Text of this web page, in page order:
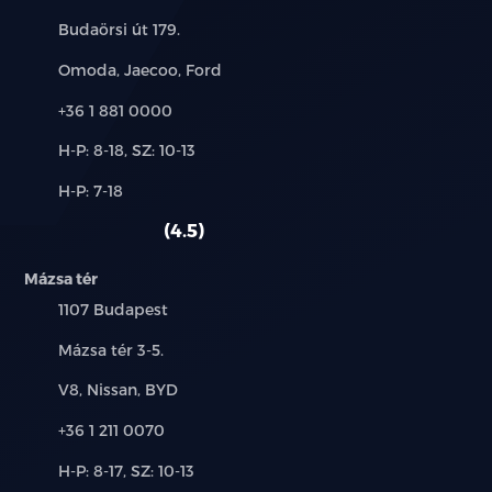
LED fényszórók és hátsó lámpák
Esőérzékelős ablaktörlők
Ezüst tetősín
Téli csomag:
kormánykerék
Cím:
Budaörsi út 179.
Márkák:
Omoda, Jaecoo, Ford
Telefon:
+36 1 881 0000
Új-
használt
H-P: 8-18, SZ: 10-13
Alkatrész,
H-P: 7-18
4.5
Mázsa tér
Település:
1107 Budapest
Cím:
Mázsa tér 3-5.
Márkák:
V8, Nissan, BYD
Telefon:
+36 1 211 0070
Új-
H-P: 8-17, SZ: 10-13